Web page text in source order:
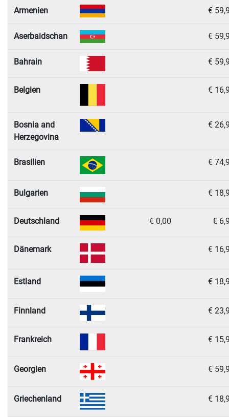
Armenien €
Aserbaidschan €
Bahrain €
Belgien €
Bosnia and
Herzegovina
€
Brasilien €
Bulgarien €
Deutschland € 0,00 €
Dänemark €
Estland €
Finnland €
Frankreich €
Georgien €
Griechenland €